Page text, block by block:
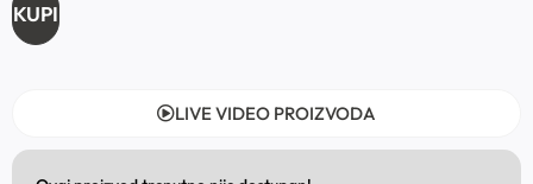
KUPI
LIVE VIDEO PROIZVODA